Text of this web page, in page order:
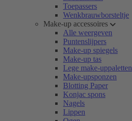
Toepassers
Wenkbrauwborsteltje
Make-up accessoires
Alle weergeven
Puntenslijpers
Make-up spiegels
Make-up tas
Lege make-uppaletten
Make-upsponzen
Blotting Paper
Konjac spons
Nagels
Lippen